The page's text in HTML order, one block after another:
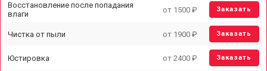
Восстановление после попадания
влаги
от 1500 ₽ Заказать
Чистка от пыли от 1900 ₽ Заказать
Юстировка от 2400 ₽ Заказать